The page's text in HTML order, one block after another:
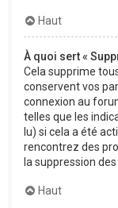
Haut
À quoi sert «
Cela supprime
conservent vos
connexion au
telles que les
lu) si cela a été
rencontrez des
la suppression
Haut